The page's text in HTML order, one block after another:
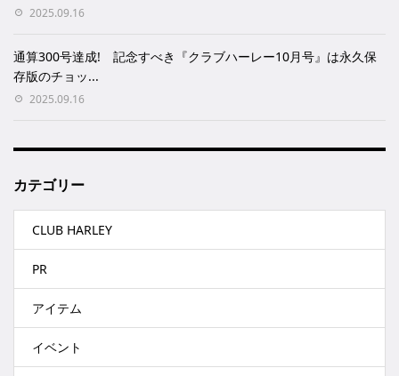
2025.09.16
通算300号達成! 記念すべき『クラブハーレー10月号』は永久保
存版のチョッ...
2025.09.16
カテゴリー
CLUB HARLEY
PR
アイテム
イベント